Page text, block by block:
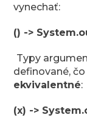
vynechať:
() ->
Typy
definované,
ekvivalentné:
(x) ->